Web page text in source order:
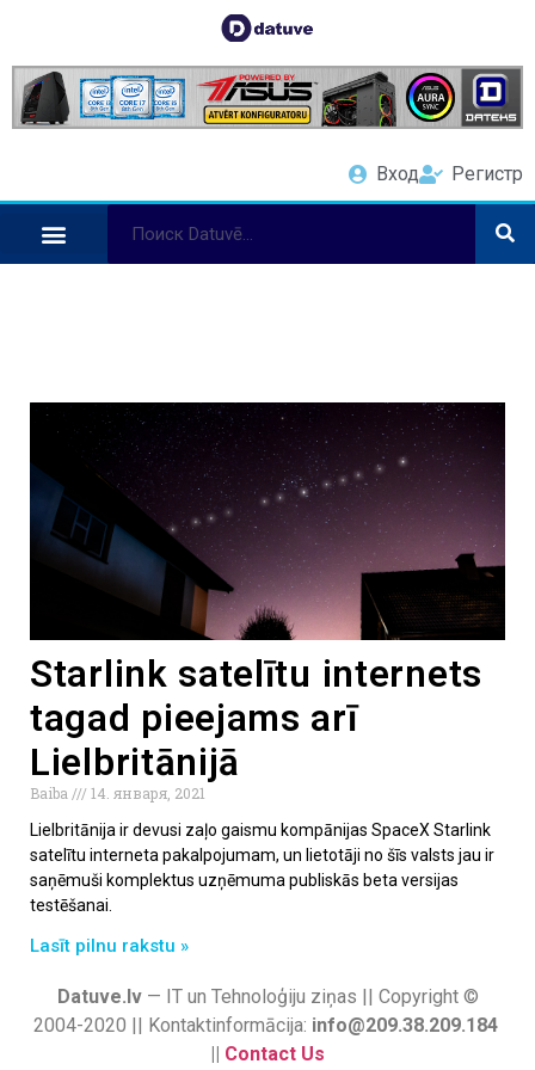
Вход Регистр
Starlink satelītu internets
tagad pieejams arī
Lielbritānijā
Baiba
14. января, 2021
Lielbritānija ir devusi zaļo gaismu kompānijas SpaceX Starlink
satelītu interneta pakalpojumam, un lietotāji no šīs valsts jau ir
saņēmuši komplektus uzņēmuma publiskās beta versijas
testēšanai.
Lasīt pilnu rakstu »
Datuve.lv— IT un Tehnoloģiju ziņas || Copyright ©
2004-2020 || Kontaktinformācija: info@209.38.209.184
|| Contact Us